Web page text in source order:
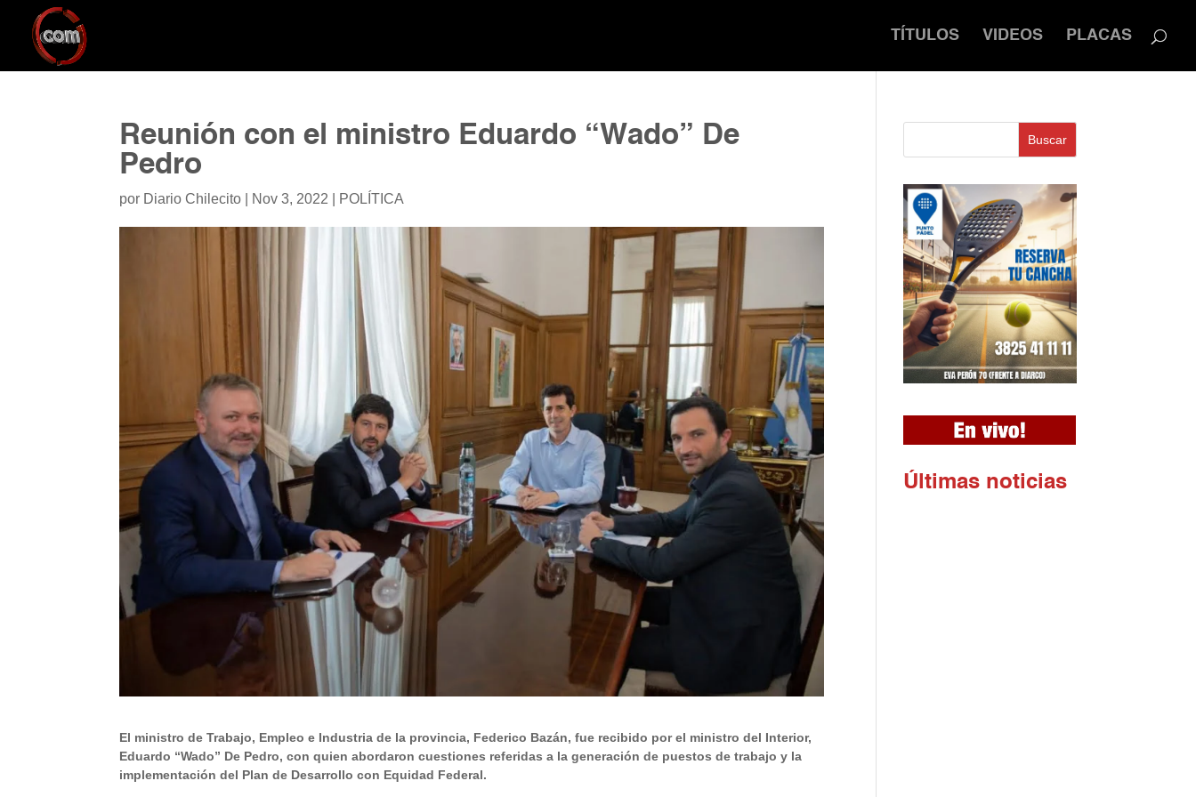
TÍTULOS VIDEOS PLACAS
Reunión con el ministro Eduardo “Wado” De
Pedro
por Diario Chilecito Nov 3, 2022 POLÍTICA
El ministro de Trabajo, Empleo e Industria de la provincia, Federico Bazán, fue recibido por el ministro del Interior,
Eduardo “Wado” De Pedro, con quien abordaron cuestiones referidas a la generación de puestos de trabajo y la
implementación del Plan de Desarrollo con Equidad Federal.
Buscar
Ú ltimas noticias